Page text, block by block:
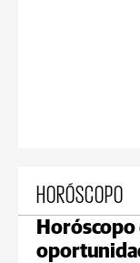
HORÓSCOPO
Horóscopo